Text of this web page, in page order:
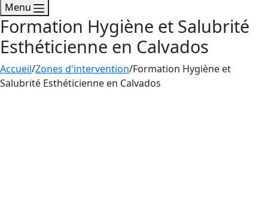
Menu
Formation Hygiène et Salubrité
Esthéticienne en Calvados
Accueil/Zones d'intervention/Formation Hygiène et
Salubrité Esthéticienne en Calvados